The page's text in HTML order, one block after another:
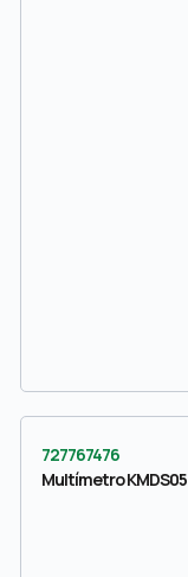
727767476
Multímetro KMDS05